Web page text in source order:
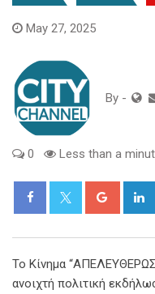
May 27, 2025
By -
0 Less than a
Google+
Το Κίνημα
ανοιχτή πολιτική